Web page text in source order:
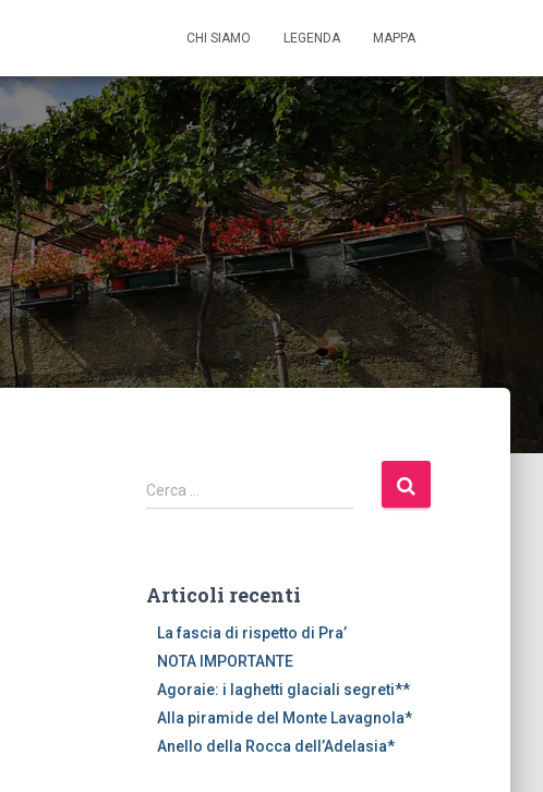
CHI SIAMO LEGENDA MAPPA
R
i
c
Cerca …
Articoli recenti
La fascia di rispetto di Pra’
NOTA IMPORTANTE
Agoraie: i laghetti glaciali segreti**
Alla piramide del Monte Lavagnola*
Anello della Rocca dell’Adelasia*